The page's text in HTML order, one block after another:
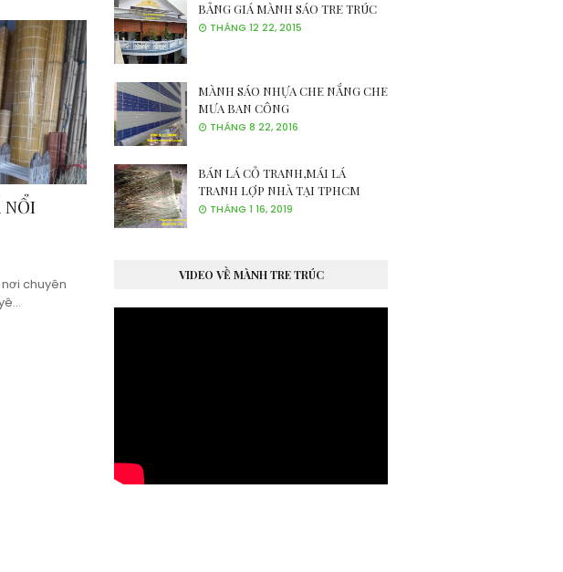
NỔI
chuyên
BẢNG GIÁ MÀNH SÁO TRE TRÚC
THÁNG 12 22, 2015
MÀNH SÁO NHỰA CHE NẮNG CHE
MƯA BAN CÔNG
THÁNG 8 22, 2016
BÁN LÁ CỎ TRANH,MÁI LÁ
TRANH LỢP NHÀ TẠI TPHCM
THÁNG 1 16, 2019
VIDEO VỀ MÀNH TRE TRÚC